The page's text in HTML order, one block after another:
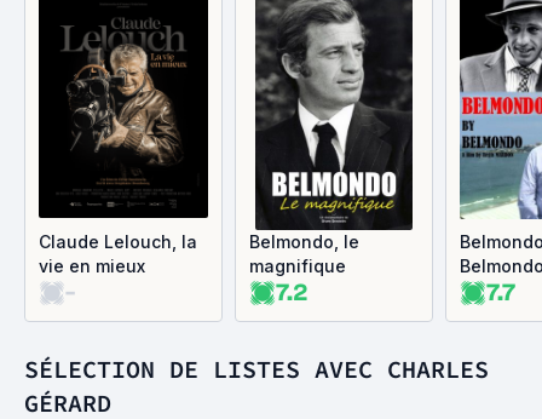
Claude Lelouch, la
vie en mieux
-
Belmondo, le
magnifique
7.2 7.7
SÉLECTION DE LISTES AVEC CHARLES
GÉRARD